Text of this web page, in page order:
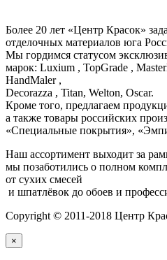
Более 20 лет «Центр Красок»
отделочных материалов юга
Мы гордимся статусом
марок: Luxium , TopGrade ,
HandMaler ,
Decorazza , Titan, Welton, Oscar.
Кроме того, предлагаем
а также товары российских
«Специальные покрытия»,
Наш ассортимент выходит за
мы позаботились о полном
от сухих смесей
и шпатлёвок до обоев и
Copyright © 2011-2018 Центр
×